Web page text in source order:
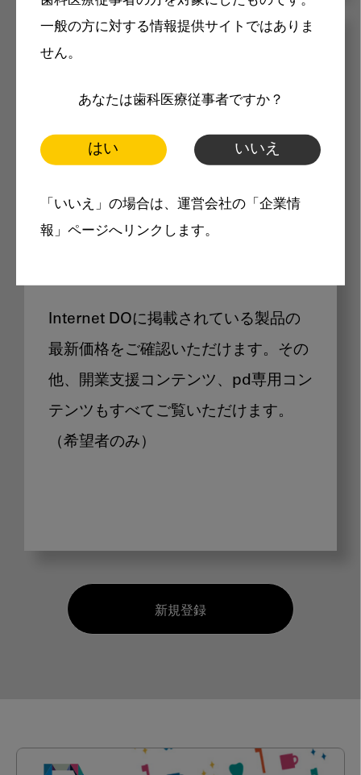
一般の方に対する情報提供サイトではありま
せん。
あなたは歯科医療従事者ですか？
はい いいえ
「いいえ」の場合は、運営会社の「企業情
報」ページへリンクします。
Internet DOに掲載されている
製品価格も閲覧可能
Internet DOに掲載されている製品の
最新価格をご確認いただけます。その
他、開業支援コンテンツ、pd専用コン
テンツもすべてご覧いただけます。
（希望者のみ）
新規登録